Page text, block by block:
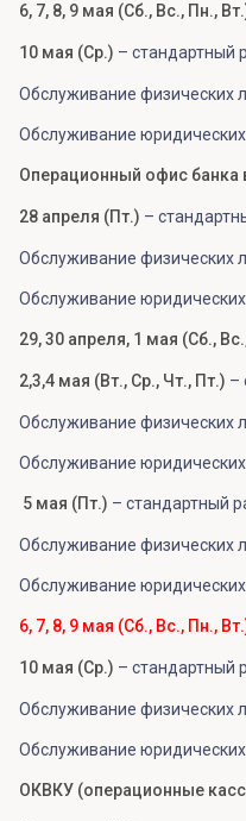
6, 7, 8, 9 мая (Сб., Вс., Пн.,
10 мая (Ср.) – стандартный
Обслуживание физических
Обслуживание юридических
Операционный офис банка
28 апреля (Пт.) –
Обслуживание физических
Обслуживание юридических
29, 30 апреля, 1 мая (Сб.,
2,3,4 мая (Вт., Ср., Чт., Пт.) –
Обслуживание физических
Обслуживание юридических
5 мая (Пт.) – стандартный
Обслуживание физических
Обслуживание юридических
6, 7, 8, 9 мая (Сб., Вс., Пн.,
10 мая (Ср.) – стандартный
Обслуживание физических
Обслуживание юридических
ОКВКУ (операционные